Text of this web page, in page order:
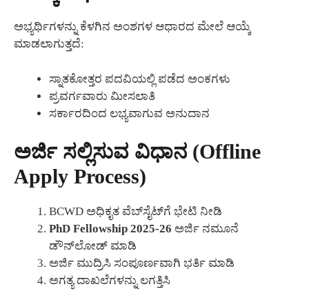
ಅಭ್ಯರ್ಥಿಗಳನ್ನು ಕೆಳಗಿನ ಅಂಶಗಳ ಆಧಾರದ ಮೇಲೆ ಆಯ್ಕೆ
ಮಾಡಲಾಗುತ್ತದೆ:
ಸ್ನಾತಕೋತ್ತರ ಪದವಿಯಲ್ಲಿ ಪಡೆದ ಅಂಕಗಳು
ಪ್ರವರ್ಗವಾರು ಮೀಸಲಾತಿ
ಸರ್ಕಾರದಿಂದ ಲಭ್ಯವಾಗುವ ಅನುದಾನ
ಅರ್ಜಿ ಸಲ್ಲಿಸುವ ವಿಧಾನ (Offline
Apply Process)
BCWD ಅಧಿಕೃತ ವೆಬ್‌ಸೈಟ್‌ಗೆ ಭೇಟಿ ನೀಡಿ
PhD Fellowship 2025-26 ಅರ್ಜಿ ನಮೂನೆ
ಡೌನ್‌ಲೋಡ್ ಮಾಡಿ
ಅರ್ಜಿ ಮುದ್ರಿಸಿ ಸಂಪೂರ್ಣವಾಗಿ ಭರ್ತಿ ಮಾಡಿ
ಅಗತ್ಯ ದಾಖಲೆಗಳನ್ನು ಲಗತ್ತಿಸಿ